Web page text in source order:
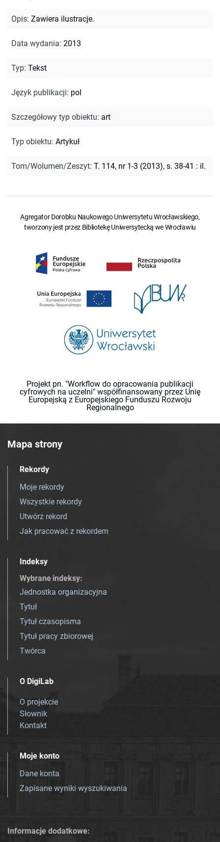
Opis: Zawiera ilustracje.
Data wydania: 2013
Typ: Tekst
Język publikacji: pol
Szczegółowy typ obiektu: art
Typ obiektu: Artykuł
Tom/Wolumen/Zeszyt: T. 114, nr 1-3 (2013), s. 38-41 : il.
Agregator Dorobku Naukowego Uniwersytetu Wrocławskiego,
tworzony jest przez Bibliotekę Uniwersytecką we Wrocławiu
Projekt pn. "Workflow do opracowania publikacji
cyfrowych na uczelni" współfinansowany przez Unię
Europejską z Europejskiego Funduszu Rozwoju
Regionalnego
Mapa strony
Rekordy
Moje rekordy
Wszystkie rekordy
Utwórz rekord
Jak pracować z rekordem
Indeksy
Wybrane indeksy:
Jednostka organizacyjna
Tytuł
Tytuł czasopisma
Tytuł pracy zbiorowej
Twórca
O DigiLab
O projekcie
Słownik
Kontakt
Moje konto
Dane konta
Zapisane wyniki wyszukiwania
Informacje dodatkowe: